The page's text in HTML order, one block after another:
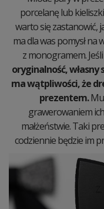
porcelanę lub
warto się zastanowić,
ma dla was pomysł
z monogramem.
oryginalność,
ma wątpliwości, że
prezentem.
grawerowaniem
małżeństwie. Taki
codziennie będzie im